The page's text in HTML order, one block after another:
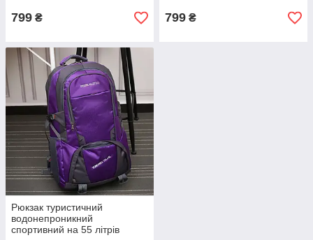
799 ₴ 799 ₴
Рюкзак туристичний
водонепроникний
спортивний на 55 літрів